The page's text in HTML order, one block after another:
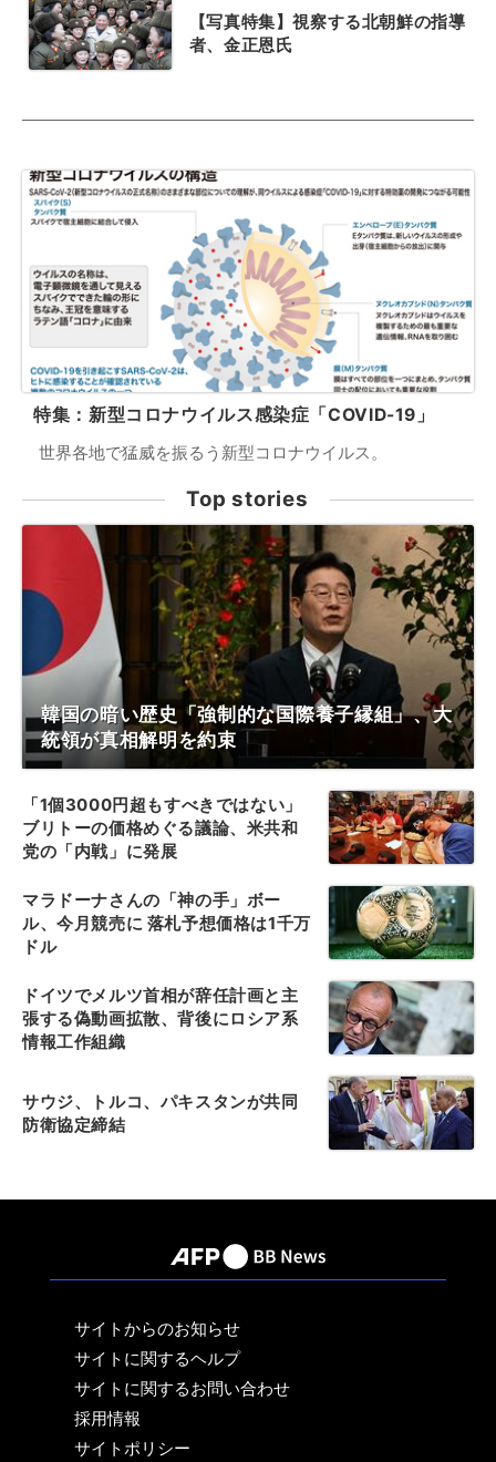
【写真特集】視察する北朝鮮の指導
者、金正恩氏
特集：新型コロナウイルス感染症「COVID-19」
世界各地で猛威を振るう新型コロナウイルス。
Top stories
韓国の暗い歴史「強制的な国際養子縁組」、大
統領が真相解明を約束
「1個3000円超もすべきではない」
ブリトーの価格めぐる議論、米共和
党の「内戦」に発展
マラドーナさんの「神の手」ボー
ル、今月競売に 落札予想価格は1千万
ドル
ドイツでメルツ首相が辞任計画と主
張する偽動画拡散、背後にロシア系
情報工作組織
サウジ、トルコ、パキスタンが共同
防衛協定締結
サイトからのお知らせ
サイトに関するヘルプ
サイトに関するお問い合わせ
採用情報
サイトポリシー